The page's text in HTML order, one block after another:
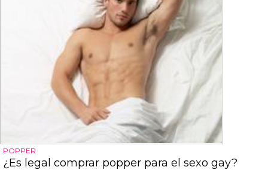
POPPER
¿Es legal comprar popper para el sexo gay?